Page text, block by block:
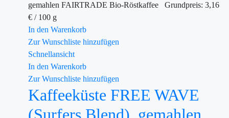
gemahlen FAIRTRADE Bio-Röstkaffee Grundpreis: 3,16
€ / 100 g
In den Warenkorb
Zur Wunschliste hinzufügen
Schnellansicht
In den Warenkorb
Zur Wunschliste hinzufügen
Kaffeeküste FREE WAVE